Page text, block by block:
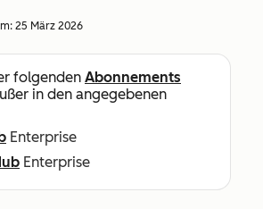
25 März 2026
folgenden Abonnements
in den angegebenen
Enterprise
Enterprise